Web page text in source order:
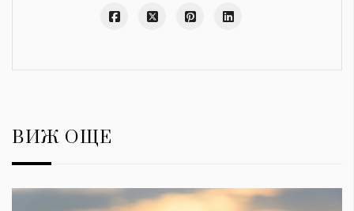
ВИЖ ОЩЕ